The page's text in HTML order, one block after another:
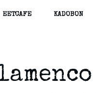
EETCAFE KADOBON